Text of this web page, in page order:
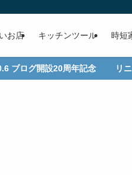
お店 キッチンツール 時短
ブログ開設20周年記念 リニ